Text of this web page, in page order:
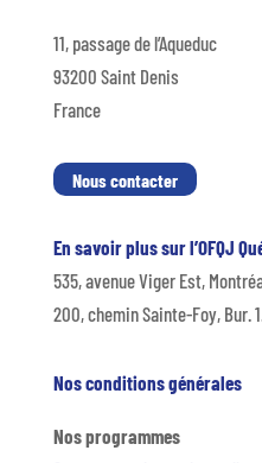
11, passage de l’Aqueduc
93200 Saint Denis
France
Nous contacter
En savoir plus sur l’OFQJ
535, avenue Viger Est,
200, chemin Sainte-Foy, Bur.
Nos conditions générales
Nos programmes